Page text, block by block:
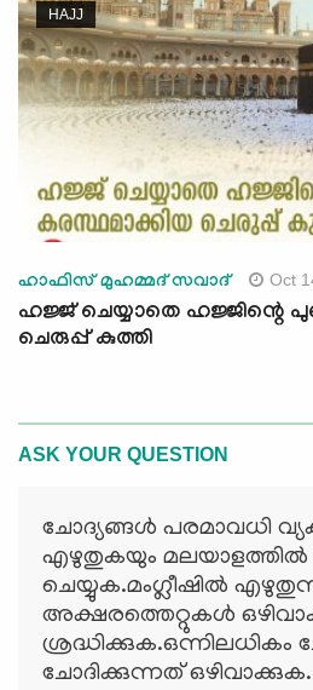
HAJJ
ഹാഫിസ് മുഹമ്മദ് സവാദ് Oct
ഹജ്ജ് ചെയ്യാതെ ഹജ്ജിന്റെ
ചെരുപ്പ് കുത്തി
ASK YOUR QUESTION
ചോദ്യങ്ങള്‍ പരമാവധി
എഴുതുകയും മലയാളത്തില്‍
ചെയ്യുക.മംഗ്ലീഷില്‍
അക്ഷരത്തെറ്റുകള്‍
ശ്രദ്ധിക്കുക.ഒന്നിലധികം
ചോദിക്കുന്നത് ഒഴിവാക്കുക.